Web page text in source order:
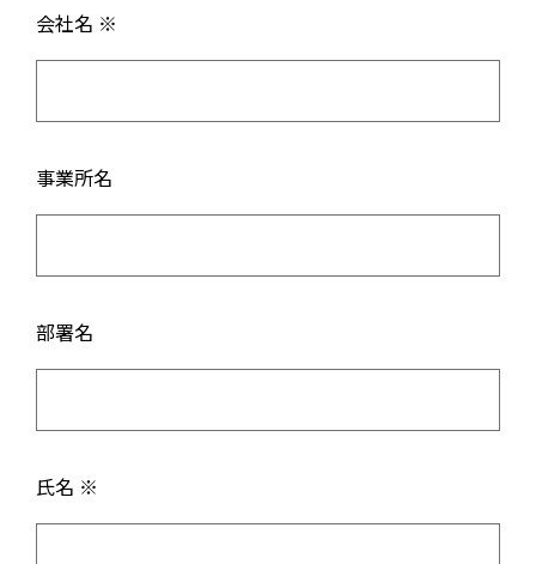
会社名 ※
事業所名
部署名
氏名 ※